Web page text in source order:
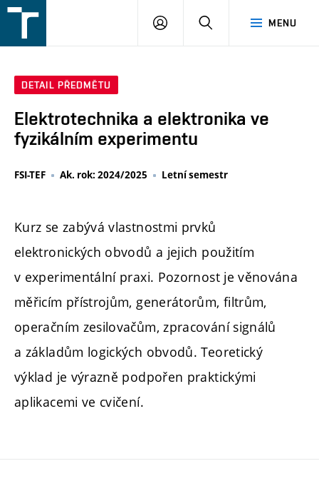
v
MENU
PŘIHLÁŠENÍ
DETAIL PŘEDMĚTU
Elektrotechnika a elektronika ve
fyzikálním experimentu
FSI-TEF Ak. rok: 2024/2025 Letní semestr
Kurz se zabývá vlastnostmi prvků
elektronických obvodů a jejich použitím
v experimentální praxi. Pozornost je věnována
měřicím přístrojům, generátorům, filtrům,
operačním zesilovačům, zpracování signálů
a základům logických obvodů. Teoretický
výklad je výrazně podpořen praktickými
aplikacemi ve cvičení.